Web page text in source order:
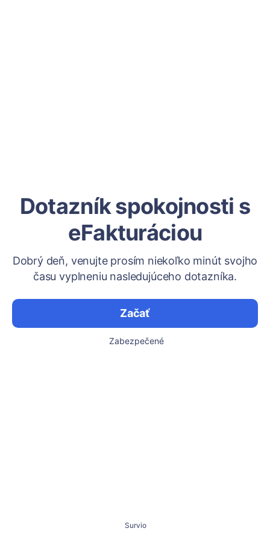
Dotazník spokojnosti s
eFakturáciou
Dobrý deň, venujte prosím niekoľko minút svojho
času vyplneniu nasledujúceho dotazníka.
Začať
Zabezpečené
Survio